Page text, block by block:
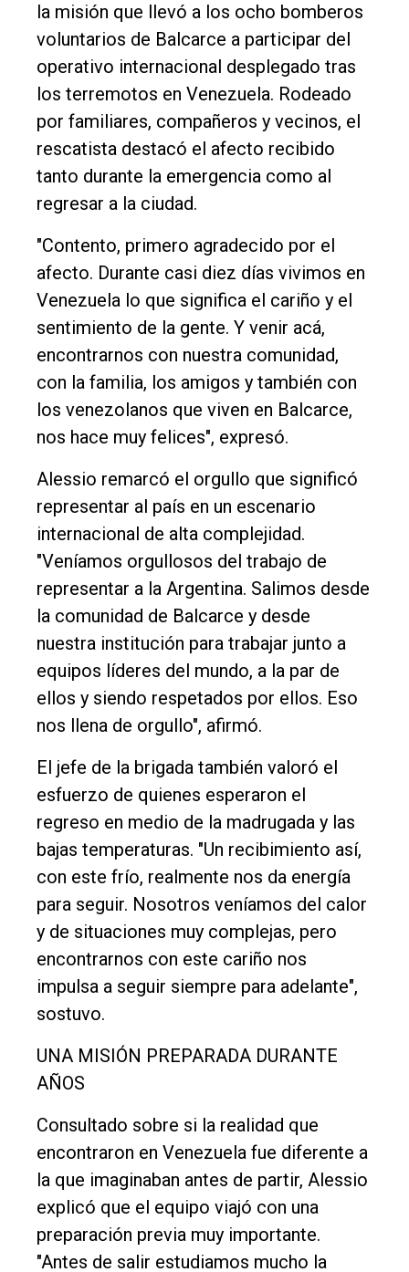
Inicio
Tendencia
Int.
General
Política
Cultura
Rural
Deportes
Fúnebres
Edición
Empresa
Nosotros
la misión que llevó a los ocho bomberos
voluntarios de Balcarce a participar del
operativo internacional desplegado tras
los terremotos en Venezuela. Rodeado
por familiares, compañeros y vecinos, el
rescatista destacó el afecto recibido
tanto durante la emergencia como al
regresar a la ciudad.
"Contento, primero agradecido por el
afecto. Durante casi diez días vivimos en
Venezuela lo que significa el cariño y el
sentimiento de la gente. Y venir acá,
encontrarnos con nuestra comunidad,
con la familia, los amigos y también con
los venezolanos que viven en Balcarce,
nos hace muy felices", expresó.
Alessio remarcó el orgullo que significó
representar al país en un escenario
internacional de alta complejidad.
"Veníamos orgullosos del trabajo de
representar a la Argentina. Salimos desde
la comunidad de Balcarce y desde
nuestra institución para trabajar junto a
equipos líderes del mundo, a la par de
ellos y siendo respetados por ellos. Eso
nos llena de orgullo", afirmó.
El jefe de la brigada también valoró el
esfuerzo de quienes esperaron el
regreso en medio de la madrugada y las
bajas temperaturas. "Un recibimiento así,
con este frío, realmente nos da energía
para seguir. Nosotros veníamos del calor
y de situaciones muy complejas, pero
encontrarnos con este cariño nos
impulsa a seguir siempre para adelante",
sostuvo.
UNA MISIÓN PREPARADA DURANTE
AÑOS
Consultado sobre si la realidad que
encontraron en Venezuela fue diferente a
la que imaginaban antes de partir, Alessio
explicó que el equipo viajó con una
preparación previa muy importante.
"Antes de salir estudiamos mucho la